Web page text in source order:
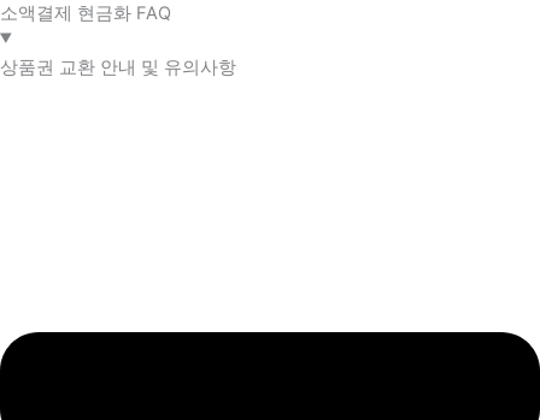
소액결제 현금화 FAQ​
상품권 교환 안내 및 유의사항